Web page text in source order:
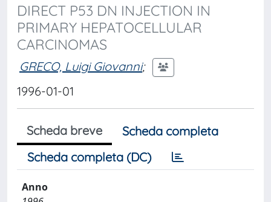
DIRECT P53 DN INJECTION IN
PRIMARY HEPATOCELLULAR
CARCINOMAS
GRECO, Luigi Giovanni;
1996-01-01
Scheda breve
Scheda completa
Scheda completa (DC)
Anno